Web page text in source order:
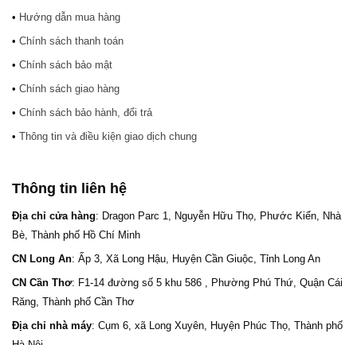
• Hướng dẫn mua hàng
• Chính sách thanh toán
• Chính sách bảo mật
• Chính sách giao hàng
• Chính sách bảo hành, đổi trả
• Thông tin và điều kiện giao dịch chung
Thông tin liên hệ
Địa chỉ cửa hàng: Dragon Parc 1, Nguyễn Hữu Thọ, Phước Kiển, Nhà
Bè, Thành phố Hồ Chí Minh
CN Long An: Ấp 3, Xã Long Hậu, Huyện Cần Giuộc, Tỉnh Long An
CN Cần Thơ: F1-14 đường số 5 khu 586 , Phường Phú Thứ, Quận Cái
Răng, Thành phố Cần Thơ
Địa chỉ nhà máy: Cụm 6, xã Long Xuyên, Huyện Phúc Thọ, Thành phố